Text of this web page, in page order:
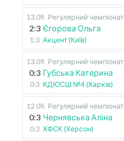
13.09. Регулярний чемпіонат
2:3 Єгорова Ольга
1:3 Акцент (Київ)
13.09. Регулярний чемпіонат
0:3 Губська Катерина
0:3 КДЮСШ №4 (Харків)
12.09. Регулярний чемпіонат
0:3 Чернявська Аліна
0:3 ХФСК (Херсон)